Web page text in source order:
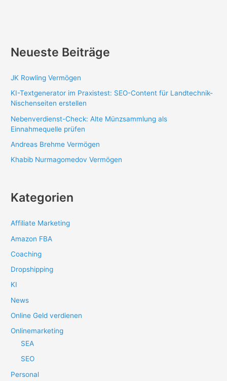
Neueste Beiträge
JK Rowling Vermögen
KI-Textgenerator im Praxistest: SEO-Content für Landtechnik-
Nischenseiten erstellen
Nebenverdienst-Check: Alte Münzsammlung als
Einnahmequelle prüfen
Andreas Brehme Vermögen
Khabib Nurmagomedov Vermögen
Kategorien
Affiliate Marketing
Amazon FBA
Coaching
Dropshipping
KI
News
Online Geld verdienen
Onlinemarketing
SEA
SEO
Personal